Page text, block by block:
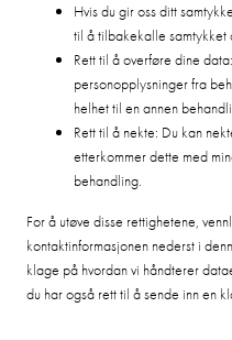
Hvis du gir oss ditt
til å tilbakekalle samtykket
Rett til å overføre dine
personopplysninger fra
helhet til en annen
Rett til å nekte: Du kan
etterkommer dette med
behandling.
For å utøve disse rettighetene,
kontaktinformasjonen nederst i
klage på hvordan vi håndterer
du har også rett til å sende inn en